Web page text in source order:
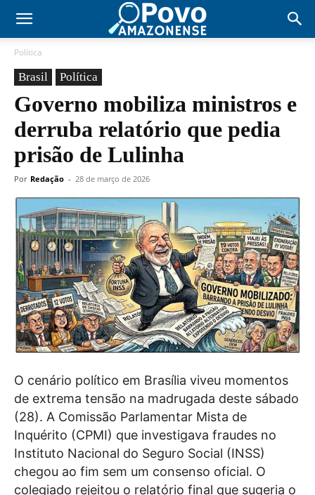
Política
Brasil Política
Governo mobiliza ministros e
derruba relatório que pedia
prisão de Lulinha
Por Redação - 28 de março de 2026
O cenário político em Brasília viveu momentos
de extrema tensão na madrugada deste sábado
(28). A Comissão Parlamentar Mista de
Inquérito (CPMI) que investigava fraudes no
Instituto Nacional do Seguro Social (INSS)
chegou ao fim sem um consenso oficial. O
colegiado rejeitou o relatório final que sugeria o